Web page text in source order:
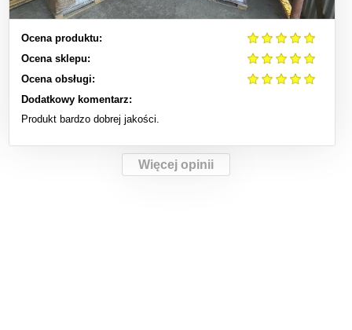
Ocena produktu:
Ocena sklepu:
Ocena obsługi:
Dodatkowy komentarz:
Produkt bardzo dobrej jakości.
Więcej opinii